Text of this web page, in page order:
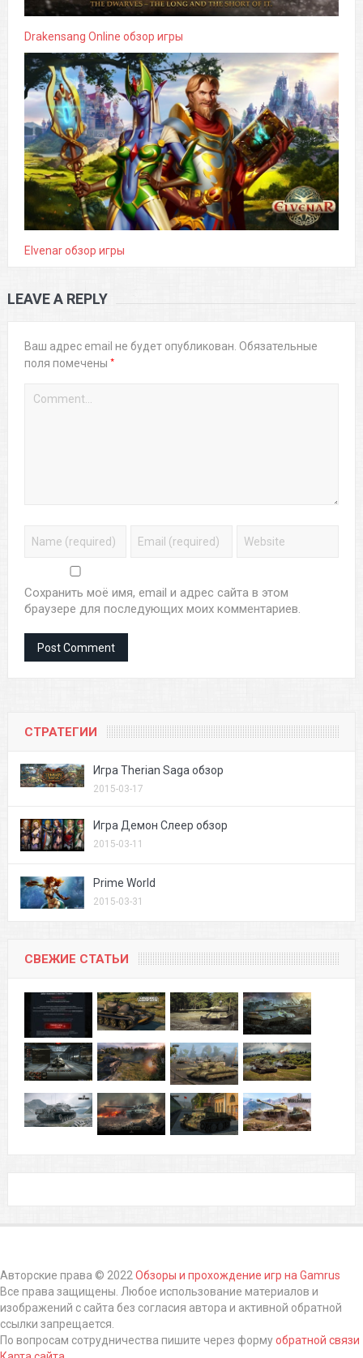
Drakensang Online обзор игры
Elvenar обзор игры
LEAVE A REPLY
Ваш адрес email не будет опубликован. Обязательные
поля помечены *
Сохранить моё имя, email и адрес сайта в этом
браузере для последующих моих комментариев.
СТРАТЕГИИ
Игра Therian Saga обзор
2015-03-17
Игра Демон Слеер обзор
2015-03-11
Prime World
2015-03-31
СВЕЖИЕ СТАТЬИ
Авторские права © 2022 Обзоры и прохождение игр на Gamrus
Все права защищены. Любое использование материалов и
изображений с сайта без согласия автора и активной обратной
ссылки запрещается.
По вопросам сотрудничества пишите через формуобратной связи